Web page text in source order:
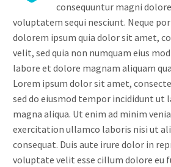
consequuntur magni
voluptatem sequi nesciunt. Neque
dolorem ipsum quia dolor sit amet,
velit, sed quia non numquam eius
labore et dolore magnam aliquam
Lorem ipsum dolor sit amet,
sed do eiusmod tempor incididunt ut
magna aliqua. Ut enim ad minim
exercitation ullamco laboris nisi ut
consequat. Duis aute irure dolor in
voluptate velit esse cillum dolore eu